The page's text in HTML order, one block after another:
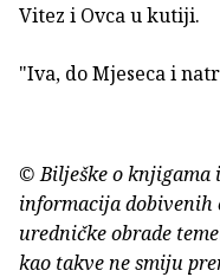
Vitez i Ovca u kutiji.
"Iva, do Mjeseca i
© Bilješke o knjigama
informacija dobivenih
uredničke obrade
kao takve ne smiju